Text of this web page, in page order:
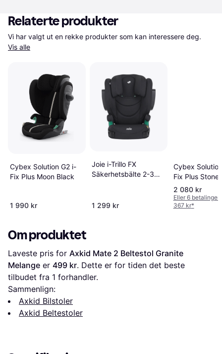
Relaterte produkter
Vis alle
Cybex Solution G2 i-
Fix Plus Moon Black
1 990 kr
Joie i-Trillo FX
Säkerhetsbälte 2-3
1 299 kr
Cybex
Fix Plus Stone
2 080 kr
Eller 6 betalinger
367 kr*
Om produktet
Laveste pris for Axkid Mate 2 Beltestol Granite
Melange er 499 kr. Dette er for tiden det beste
tilbudet fra 1 forhandler.
Sammenlign:
Axkid Bilstoler
Axkid Beltestoler